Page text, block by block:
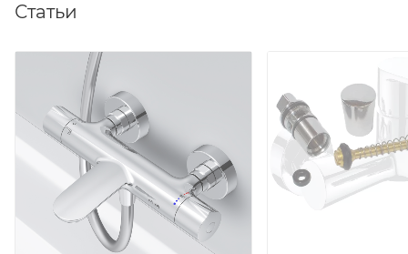
температуры
Цвет: хром
Статьи